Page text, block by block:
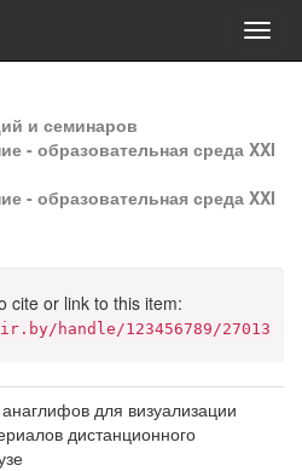
и семинаров
- образовательная среда XXI
- образовательная среда XXI
cite or link to this item:
handle/123456789/27013
для визуализации
дистанционного